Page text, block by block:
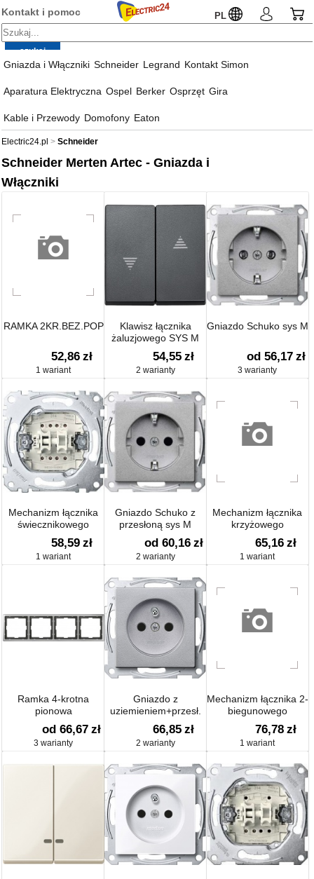
Kontakt i pomoc PL
Gniazda i Włączniki Schneider Legrand Kontakt Simon
Aparatura Elektryczna Ospel Berker Osprzęt Gira
Kable i Przewody Domofony Eaton
Electric24.pl Schneider
Schneider Merten Artec - Gniazda i
Włączniki
RAMKA 2KR.BEZ.POP
52,86 zł
1 wariant
Klawisz łącznika
żaluzjowego SYS M
54,55 zł
2 warianty
Gniazdo Schuko sys M
od 56,17 zł
3 warianty
Mechanizm łącznika
świecznikowego
58,59 zł
1 wariant
Gniazdo Schuko z
przesłoną sys M
od 60,16 zł
2 warianty
Mechanizm łącznika
krzyżowego
65,16 zł
1 wariant
Ramka 4-krotna
pionowa
od 66,67 zł
3 warianty
Gniazdo z
uziemieniem+przesł.
sys M
66,85 zł
2 warianty
Mechanizm łącznika 2-
biegunowego
76,78 zł
1 wariant